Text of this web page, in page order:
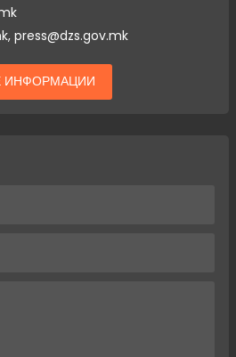
press@dzs.gov.mk
ИНФОРМАЦИИ